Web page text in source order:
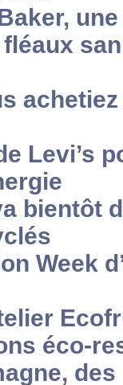
Levi’s
bientôt
Week
éco-